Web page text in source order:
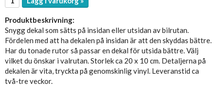
Produktbeskrivning:
Snygg dekal som sätts på insidan eller utsidan av bilrutan.
Fördelen med att ha dekalen på insidan är att den skyddas bättre.
Har du tonade rutor så passar en dekal för utsida bättre. Välj
vilket du önskar i valrutan. Storlek ca 20 x 10 cm. Detaljerna på
dekalen är vita, tryckta på genomskinlig vinyl. Leveranstid ca
två-tre veckor.